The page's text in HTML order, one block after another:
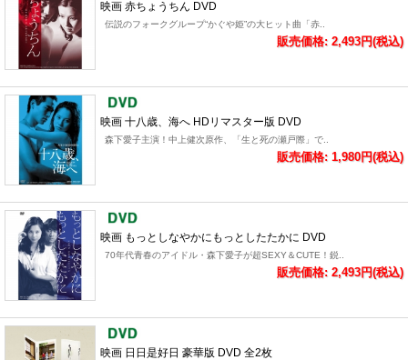
映画 赤ちょうちん DVD
伝説のフォークグループ“かぐや姫”の大ヒット曲「赤..
販売価格: 2,493円(税込)
映画 十八歳、海へ HDリマスター版 DVD
森下愛子主演！中上健次原作、「生と死の瀬戸際」で..
販売価格: 1,980円(税込)
映画 もっとしなやかにもっとしたたかに DVD
70年代青春のアイドル・森下愛子が超SEXY＆CUTE！鋭..
販売価格: 2,493円(税込)
映画 日日是好日 豪華版 DVD 全2枚